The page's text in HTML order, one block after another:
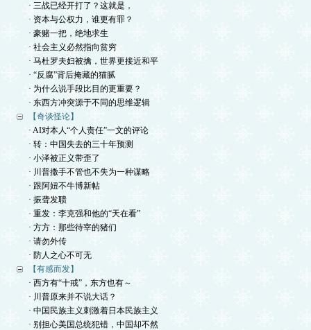
· 三战已经开打了？这就是，
· 资本与公权力，谁更有罪？
· 豪赌一把，绝地求生
· 社会主义必然指向贫穷
· 马杜罗夫妇被擒，世界更接近和平
· “反腐”背后掩藏的猫腻
· 为什么说手段比目的更重要？
· 东西方冲突源于不同的思维逻辑
【奇谈怪论】
· AI对本人“个人责任”一文的评论
· 转：中国失去的三十年预测
· 小泽被正义带歪了
· 川普撒手不管也不失为一种谋略
· 跟阿妞不牛博新帖
· 振聋发聩
· 重发：李克强和他的“天在看”
· 方方：那些待宰的猪们
· 请勿外传
· 防人之心不可无
【有感而发】
· 西方有“十戒”，东方也有～
· 川普原来并不说大话？
· 中国民族主义刺激着日本民族主义
· 别担心美国总统犯错，中国却不然